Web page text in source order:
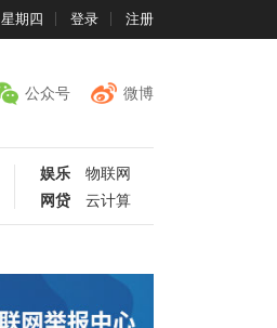
星期四 登录 注册
公众号 微博
娱乐
物联网
网贷
云计算